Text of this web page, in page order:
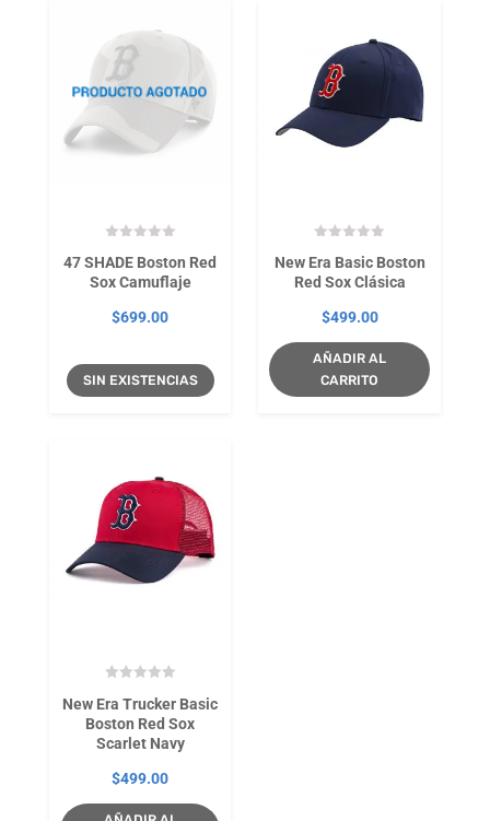
47 SHADE Boston Red
Sox Camuflaje
$699.00
SIN EXISTENCIAS
New Era Basic Boston
Red Sox Clásica
$499.00
AÑADIR AL
CARRITO
New Era Trucker Basic
Boston Red Sox
Scarlet Navy
$499.00